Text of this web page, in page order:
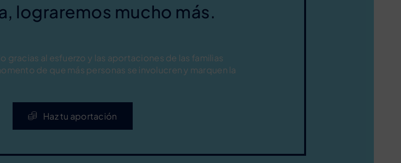
lograremos mucho más.
gracias al esfuerzo y las aportaciones de las familias
de que más personas se involucren y marquen la
Haz tu aportación